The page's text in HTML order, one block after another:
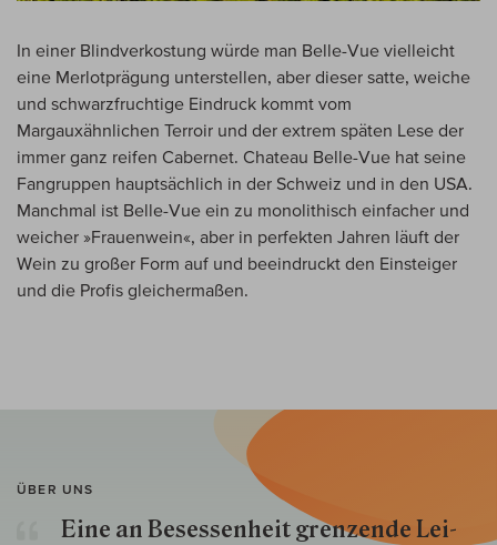
In einer Blindverkostung würde man Belle-Vue vielleicht
eine Merlotprägung unterstellen, aber dieser satte, weiche
und schwarzfruchtige Eindruck kommt vom
Margauxähnlichen Terroir und der extrem späten Lese der
immer ganz reifen Cabernet. Chateau Belle-Vue hat seine
Fangruppen hauptsächlich in der Schweiz und in den USA.
Manchmal ist Belle-Vue ein zu monolithisch einfacher und
weicher »Frauenwein«, aber in perfekten Jahren läuft der
Wein zu großer Form auf und beeindruckt den Einsteiger
und die Profis gleichermaßen.
ÜBER UNS
Eine an Besessenheit gren­zende Lei­